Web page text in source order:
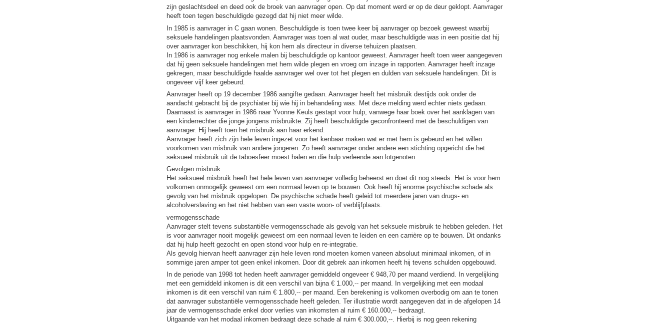
zijn geslachtsdeel en deed ook de broek van aanvrager open. Op dat moment werd er op de deur geklopt. Aanvrager
heeft toen tegen beschuldigde gezegd dat hij niet meer wilde.
In 1985 is aanvrager in C gaan wonen. Beschuldigde is toen twee keer bij aanvrager op bezoek geweest waarbij
seksuele handelingen plaatsvonden. Aanvrager was toen al wat ouder, maar beschuldigde was in een positie dat hij
over aanvrager kon beschikken, hij kon hem als directeur in diverse tehuizen plaatsen.
In 1986 is aanvrager nog enkele malen bij beschuldigde op kantoor geweest. Aanvrager heeft toen weer aangegeven
dat hij geen seksuele handelingen met hem wilde plegen en vroeg om inzage in rapporten. Aanvrager heeft inzage
gekregen, maar beschuldigde haalde aanvrager wel over tot het plegen en dulden van seksuele handelingen. Dit is
ongeveer vijf keer gebeurd.
Aanvrager heeft op 19 december 1986 aangifte gedaan. Aanvrager heeft het misbruik destijds ook onder de
aandacht gebracht bij de psychiater bij wie hij in behandeling was. Met deze melding werd echter niets gedaan.
Daarnaast is aanvrager in 1986 naar Yvonne Keuls gestapt voor hulp, vanwege haar boek over het aanklagen van
een kinderrechter die jonge jongens misbruikte. Zij heeft beschuldigde geconfronteerd met de beschuldigen van
aanvrager. Hij heeft toen het misbruik aan haar erkend.
Aanvrager heeft zich zijn hele leven ingezet voor het kenbaar maken wat er met hem is gebeurd en het willen
voorkomen van misbruik van andere jongeren. Zo heeft aanvrager onder andere een stichting opgericht die het
seksueel misbruik uit de taboesfeer moest halen en die hulp verleende aan lotgenoten.
Gevolgen misbruik
Het seksueel misbruik heeft het hele leven van aanvrager volledig beheerst en doet dit nog steeds. Het is voor hem
volkomen onmogelijk geweest om een normaal leven op te bouwen. Ook heeft hij enorme psychische schade als
gevolg van het misbruik opgelopen. De psychische schade heeft geleid tot meerdere jaren van drugs- en
alcoholverslaving en het niet hebben van een vaste woon- of verblijfplaats.
vermogensschade
Aanvrager stelt tevens substantiële vermogensschade als gevolg van het seksuele misbruik te hebben geleden. Het
is voor aanvrager nooit mogelijk geweest om een normaal leven te leiden en een carrière op te bouwen. Dit ondanks
dat hij hulp heeft gezocht en open stond voor hulp en re-integratie.
Als gevolg hiervan heeft aanvrager zijn hele leven rond moeten komen vaneen absoluut minimaal inkomen, of in
sommige jaren amper tot geen enkel inkomen. Door dit gebrek aan inkomen heeft hij tevens schulden opgebouwd.
In de periode van 1998 tot heden heeft aanvrager gemiddeld ongeveer € 948,70 per maand verdiend. In vergelijking
met een gemiddeld inkomen is dit een verschil van bijna € 1.000,-- per maand. In vergelijking met een modaal
inkomen is dit een verschil van ruim € 1.800,-- per maand. Een berekening is volkomen overbodig om aan te tonen
dat aanvrager substantiële vermogensschade heeft geleden. Ter illustratie wordt aangegeven dat in de afgelopen 14
jaar de vermogensschade enkel door verlies van inkomsten al ruim € 160.000,-- bedraagt.
Uitgaande van het modaal inkomen bedraagt deze schade al ruim € 300.000,--. Hierbij is nog geen rekening